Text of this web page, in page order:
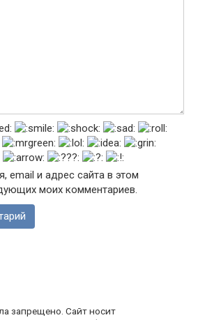
email и адрес сайта в этом
моих комментариев.
запрещено. Сайт носит